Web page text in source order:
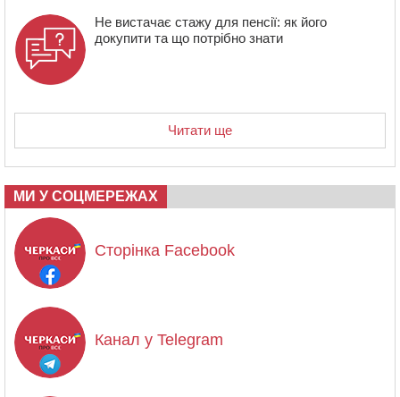
Не вистачає стажу для пенсії: як його
докупити та що потрібно знати
Читати ще
МИ У СОЦМЕРЕЖАХ
Сторінка Facebook
Канал у Telegram